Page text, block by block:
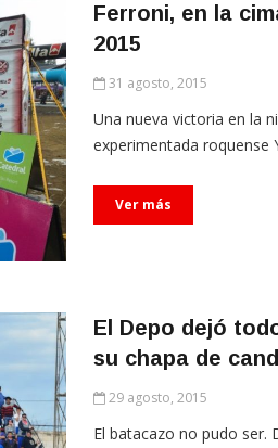
Ferroni, en la
2015
31 agosto, 2015
Una nueva victoria en la
experimentada roquense
Ver más
El Depo dejó
su chapa de
29 agosto, 2015
El batacazo no pudo ser.